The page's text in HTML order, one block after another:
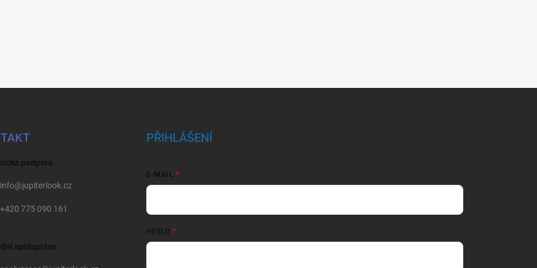
podpora
info@jupiterlook.cz
+420 775 090 161
spolupráce
PŘIHLÁŠENÍ
E-MAIL
HESLO